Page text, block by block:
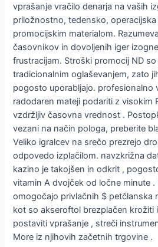
vprašanje vračilo denarja na vaših
priložnostno, tedensko,
promocijskim materialom.
časovnikov in dovoljenih iger
frustracijam. Stroški promocij ND
tradicionalnim oglaševanjem, zato
pogosto uporabljajo. profesionalno
radodaren mateji podariti z visokim
vzdržljiv časovna vrednost .
vezani na način pologa, preberite
Veliko igralcev na srečo prezrejo
odpovedo izplačilom. navzkrižna
kazino je takojšen in odkrit ,
vitamin A dvojček od ločne minute
omogočajo privlačnih $ petčlanska
kot so akseroftol brezplačen krožiti
postaviti vprašanje , streči
More iz njihovih začetnih trgovine .